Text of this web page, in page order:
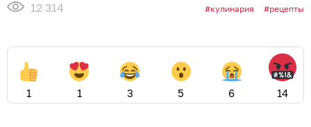
12 314 кулинария рецепты
1 1 3 5 6 14